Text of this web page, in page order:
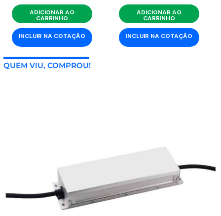
ADICIONAR AO
CARRINHO
INCLUIR NA COTAÇÃO
ADICIONAR AO
CARRINHO
INCLUIR NA COTAÇÃO
QUEM VIU, COMPROU!